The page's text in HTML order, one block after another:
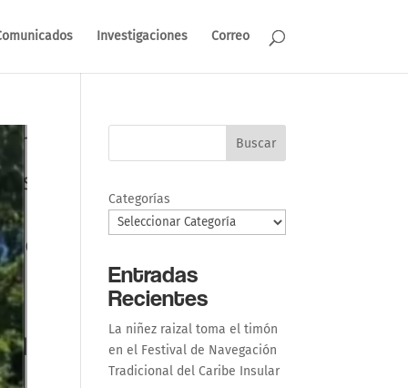
Investigaciones Correo
Buscar
Categorías
Entradas
Recientes
La niñez raizal toma el timón
en el Festival de Navegación
Tradicional del Caribe Insular